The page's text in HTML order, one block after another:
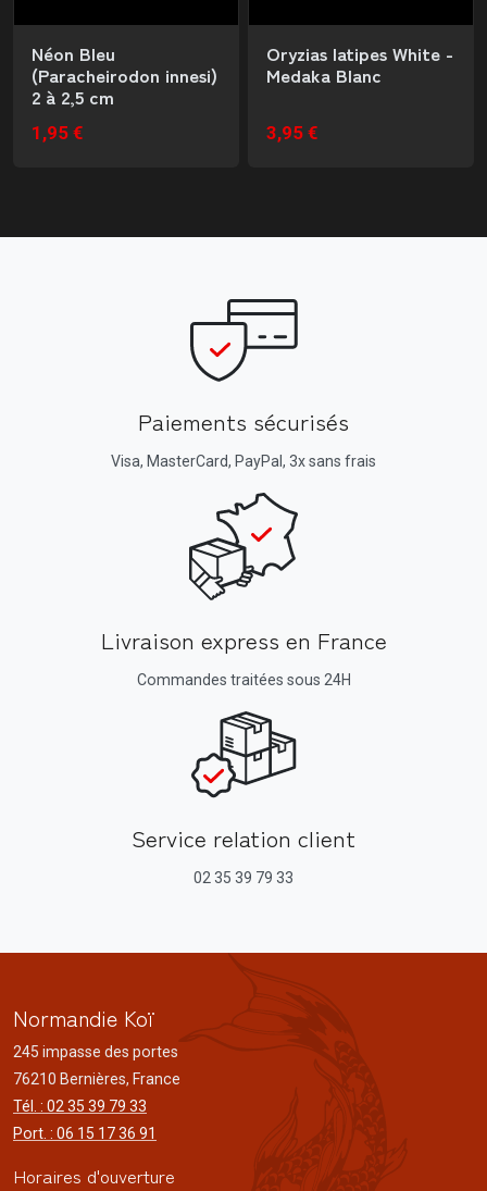
Néon Bleu
(Paracheirodon innesi)
2 à 2,5 cm
1,95 €
Oryzias latipes White -
Medaka Blanc
3,95 €
Paiements sécurisés
Visa, MasterCard, PayPal, 3x sans frais
Livraison express en France
Commandes traitées sous 24H
Service relation client
02 35 39 79 33
Normandie Koï
245 impasse des portes
76210 Bernières, France
Tél. : 02 35 39 79 33
Port. : 06 15 17 36 91
Horaires d'ouverture